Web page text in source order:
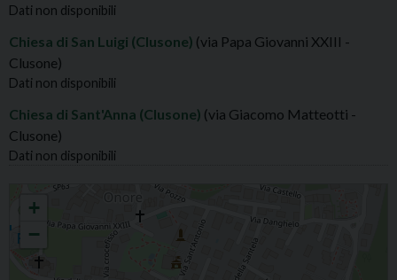
Dati non disponibili
Chiesa di San Luigi (Clusone) (via Papa Giovanni XXIII -
Clusone)
Dati non disponibili
Chiesa di Sant'Anna (Clusone) (via Giacomo Matteotti -
Clusone)
Dati non disponibili
CLUSONE S.MARIA ASSUNTA E S.GIOVANNI BATTISTA
+
−